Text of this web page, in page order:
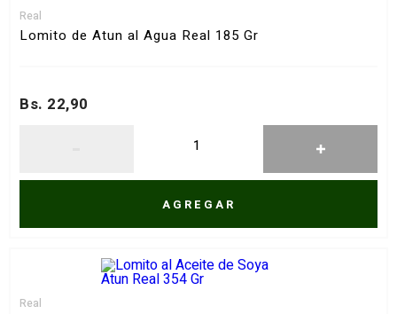
Real
Lomito de Atun al Agua Real 185 Gr
Bs. 22,90
AGREGAR
Real